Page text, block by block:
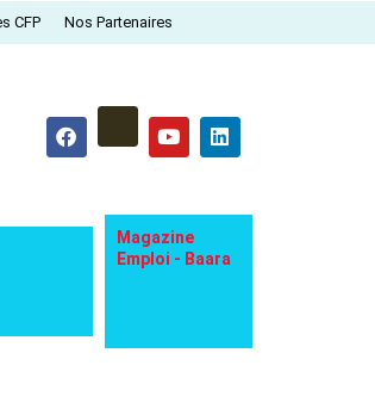
CFP Nos Partenaires
F
a
c
Y
o
u
b
e
L
i
n
d
n
Magazine
Emploi - Baara